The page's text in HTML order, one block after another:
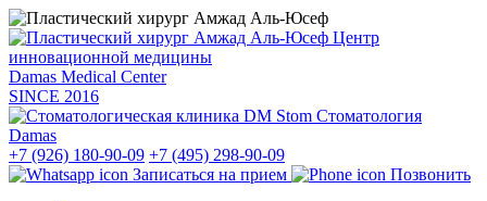
Центр
инновационной медицины
Damas Medical Center
SINCE 2016
Стоматология
Damas
+7 (926) 180-90-09 +7 (495) 298-90-09
Записаться на прием
Позвонить